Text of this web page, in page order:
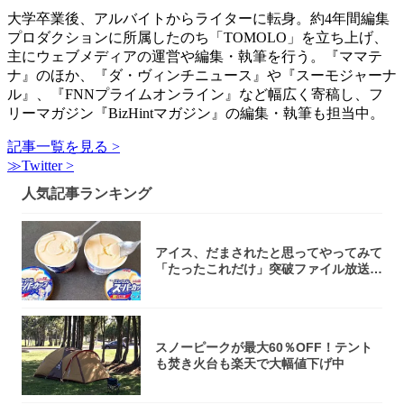
大学卒業後、アルバイトからライターに転身。約4年間編集
プロダクションに所属したのち「TOMOLO」を立ち上げ、
主にウェブメディアの運営や編集・執筆を行う。『ママテ
ナ』のほか、『ダ・ヴィンチニュース』や『スーモジャーナ
ル』、『FNNプライムオンライン』など幅広く寄稿し、フ
リーマガジン『BizHintマガジン』の編集・執筆も担当中。
記事一覧を見る >
≫Twitter >
人気記事ランキング
アイス、だまされたと思ってやってみて
「たったこれだけ」突破ファイル放送で
スノーピークが最大60％OFF！テント
も焚き火台も楽天で大幅値下げ中